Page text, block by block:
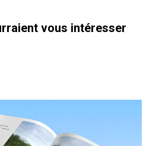
vous intéresser